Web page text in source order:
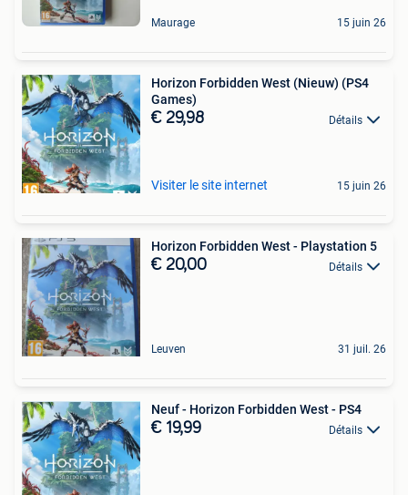
Maurage 15 juin 26
Horizon Forbidden West (Nieuw) (PS4
Games)
€ 29,98 Détails
Visiter le site internet 15 juin 26
Horizon Forbidden West - Playstation 5
€ 20,00 Détails
Leuven 31 juil. 26
Neuf - Horizon Forbidden West - PS4
€ 19,99 Détails